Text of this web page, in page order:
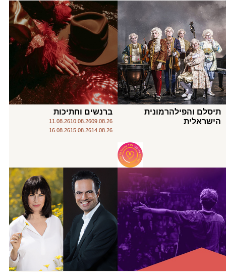
תיסלם והפילהרמונית
הישראלית
ברנשים וחתיכות
09.08.26
10.08.26
11.08.26
14.08.26
15.08.26
16.08.26